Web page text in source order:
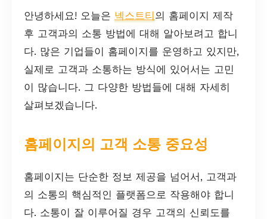
안녕하세요! 오늘은 넥스트티 의 홈페이지 제작
후 고객과의 소통 방법에 대해 알아보려고 합니
다. 많은 기업들이 홈페이지를 운영하고 있지만,
실제로 고객과 소통하는 방식에 있어서는 고민
이 많습니다. 그 다양한 방법들에 대해 자세히
살펴보겠습니다.
홈페이지의 고객 소통 중요성
홈페이지는 단순한 정보 제공을 넘어서, 고객과
의 소통의 핵심적인 플랫폼으로 작용해야 합니
다. 소통이 잘 이루어질 경우 고객의 신뢰도를